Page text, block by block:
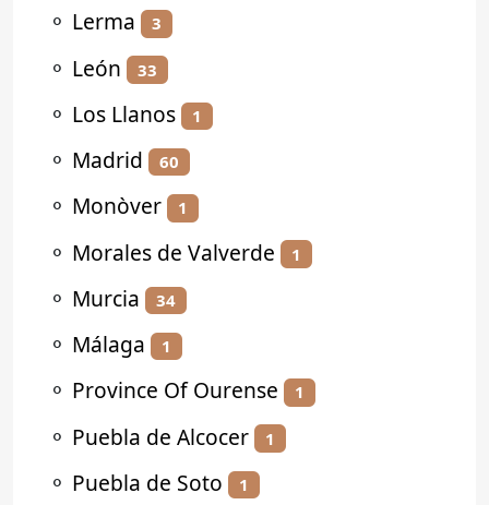
⚬ Lerma 3
⚬ León 33
⚬ Los Llanos 1
⚬ Madrid 60
⚬ Monòver 1
⚬ Morales de Valverde 1
⚬ Murcia 34
⚬ Málaga 1
⚬ Province Of Ourense 1
⚬ Puebla de Alcocer 1
⚬ Puebla de Soto 1